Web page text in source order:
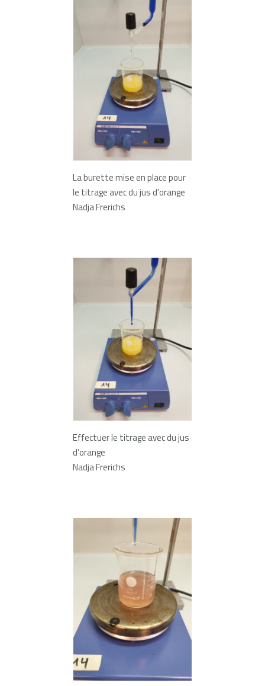
La burette mise en place pour
le titrage avec du jus d’orange
Nadja Frerichs
Effectuer le titrage avec du jus
d’orange
Nadja Frerichs